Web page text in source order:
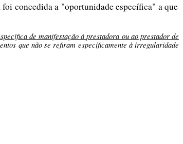
concedida a "oportunidade específica" a que
de manifestação à prestadora ou ao prestador de
que não se refiram especificamente à irregularidade